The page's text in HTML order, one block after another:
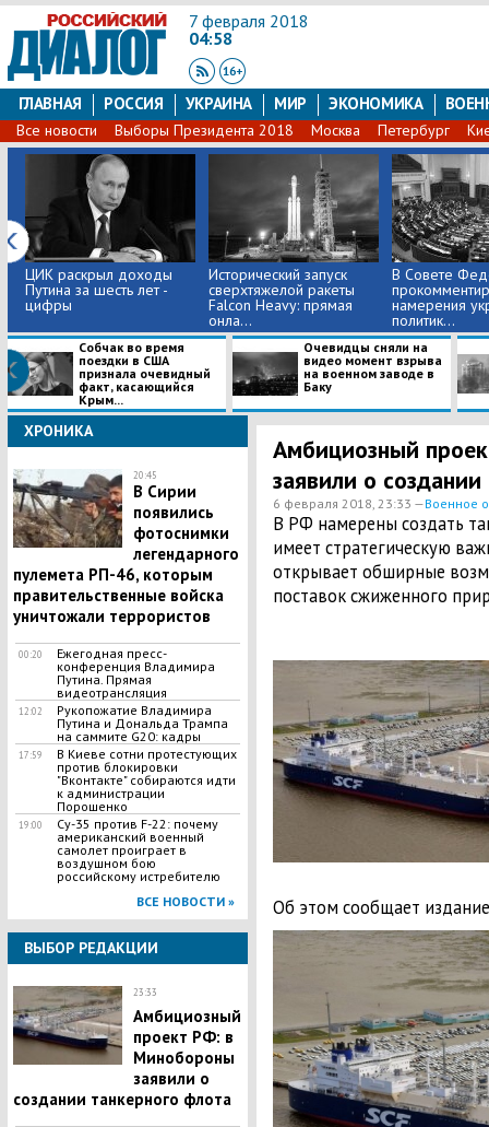
7 февраля 2018
04:58
ГЛАВНАЯ РОССИЯ УКРАИНА МИР ЭКОНОМИКА
Все новости Выборы Президента 2018 Москва Петербург
ЦИК раскрыл доходы
Путина за шесть лет -
цифры
Исторический запуск
сверхтяжелой ракеты
Falcon Heavy: прямая
онла...
В Совете
намерения
политик...
Собчак во время
поездки в США
признала очевидный
факт, касающийся
Крым...
Очевидцы сняли на
видео момент взрыва
на военном заводе в
Баку
ХРОНИКА
20:45
В Сирии
появились
фотоснимки
легендарного
пулемета РП-46, которым
правительственные войска
уничтожали террористов
00:20
Ежегодная пресс-
конференция Владимира
Путина. Прямая
видеотрансляция
12:02
Рукопожатие Владимира
Путина и Дональда Трампа
на саммите G20: кадры
17:59
В Киеве сотни протестующих
против блокировки
"Вконтакте" собираются идти
к администрации
Порошенко
19:00
Су-35 против F-22: почему
американский военный
самолет проиграет в
воздушном бою
российскому истребителю
ВСЕ НОВОСТИ »
ВЫБОР РЕДАКЦИИ
23:33
Амбициозный
проект РФ: в
Минобороны
заявили о
создании танкерного флота
Амбициозный
заявили о
6 февраля 2018, 23:33 —Военное
В РФ намерены создать
имеет стратегическую
открывает обширные
поставок сжиженного
Об этом сообщает